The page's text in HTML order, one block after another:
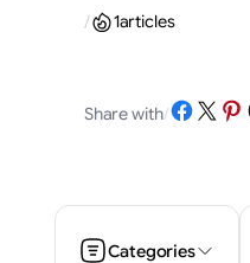
/ 1articles
Share with/Share on
Share on X Share
Categories